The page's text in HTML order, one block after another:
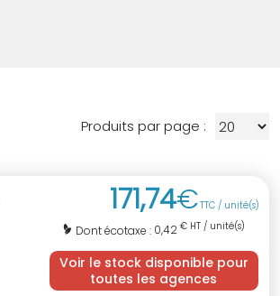
Produits par page :
171,74€TTC / unité(s)
Dont écotaxe : 0,42 € HT / unité(s)
Voir le stock disponible pour
toutes les agences